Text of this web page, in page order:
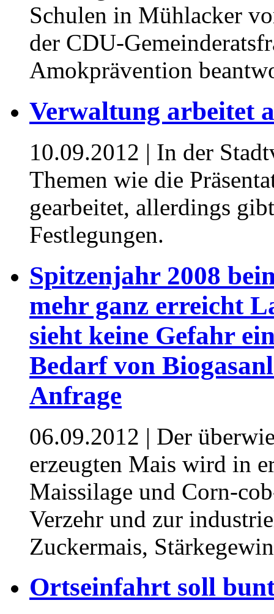
Schulen in Mühlacker
der CDU-
Amokprävention
Verwaltung arbeitet
10.09.2012 | In der
Themen wie die
gearbeitet, allerdings
Festlegungen.
Spitzenjahr 2008
mehr ganz erreicht
sieht keine Gefahr
Bedarf von
Anfrage
06.09.2012 | Der
erzeugten Mais wird in
Maissilage und Corn-
Verzehr und zur
Zuckermais,
Ortseinfahrt soll